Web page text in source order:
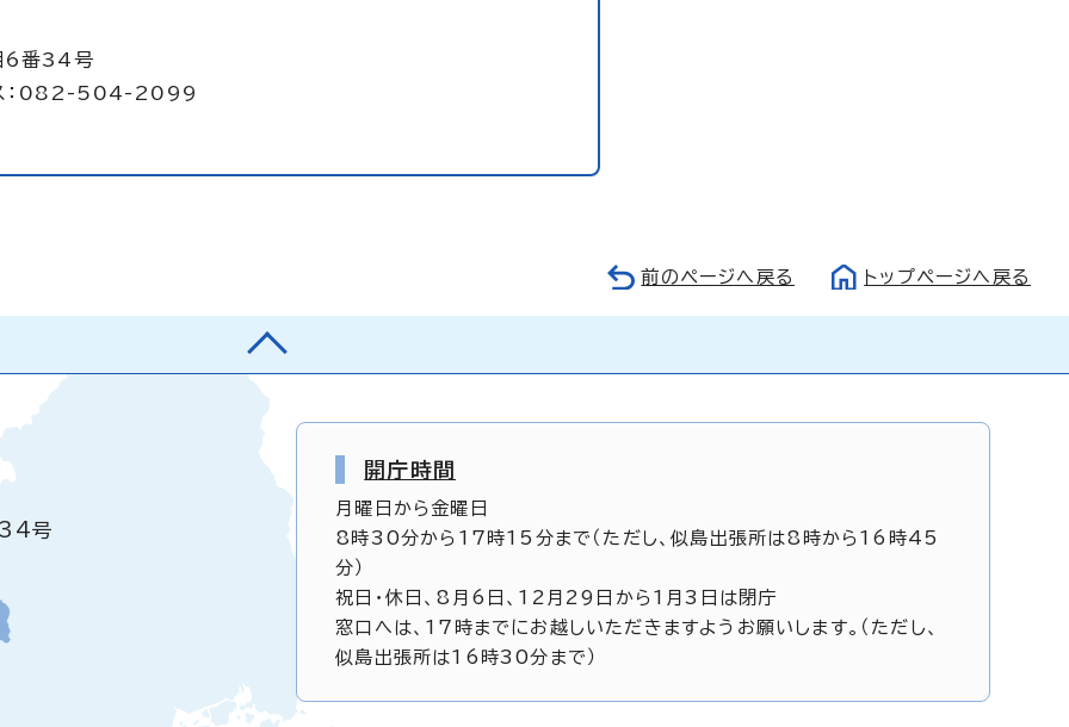
6番34号
：082-504-2099
前のページへ戻る トップページへ戻る
号
開庁時間
月曜日から金曜日
8時30分から17時15分まで（ただし、似島出張所は8時から16時45
分）
祝日・休日、8月6日、12月29日から1月3日は閉庁
窓口へは、17時までにお越しいただきますようお願いします。（ただし、
似島出張所は16時30分まで）